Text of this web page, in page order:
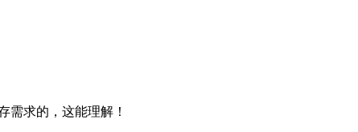
求的，这能理解！